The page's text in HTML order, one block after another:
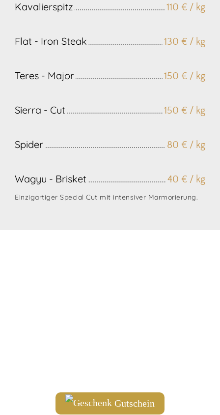
Kavalierspitz 110 € / kg
Flat - Iron Steak 130 € / kg
Teres - Major 150 € / kg
Sierra - Cut 150 € / kg
Spider 80 € / kg
Wagyu - Brisket 40 € / kg
Einzigartiger Special Cut mit intensiver Marmorierung.
Gutschein